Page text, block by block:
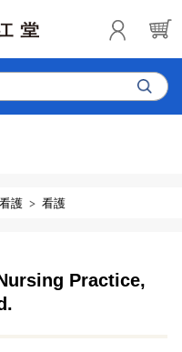
看護 看護
Practice,